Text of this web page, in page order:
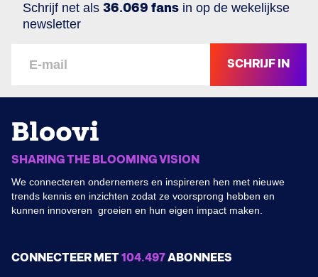
Schrijf net als 36.069 fans in op de wekelijkse
newsletter
SCHRIJF IN
SHARING THE BLOOMING VISION
We connecteren ondernemers en inspireren hen met nieuwe
trends kennis en inzichten zodat ze voorsprong hebben en
kunnen innoveren groeien en hun eigen impact maken.
CONNECTEER MET104.497ABONNEES